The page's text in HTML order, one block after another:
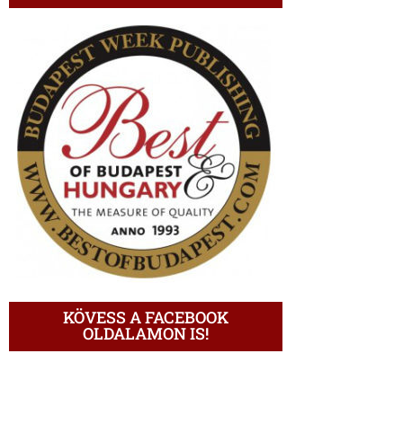
KÖVESS A FACEBOOK
OLDALAMON IS!